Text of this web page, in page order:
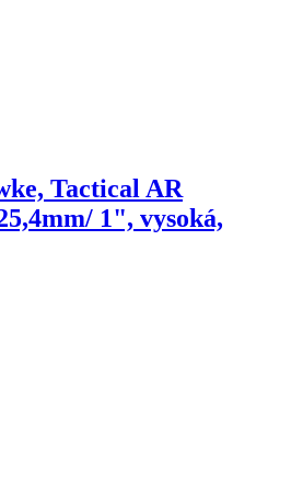
Tactical AR
1", vysoká,